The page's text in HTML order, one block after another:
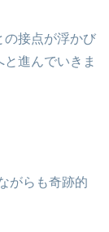
の接点が浮かび
と進んでいきま
がらも奇跡的